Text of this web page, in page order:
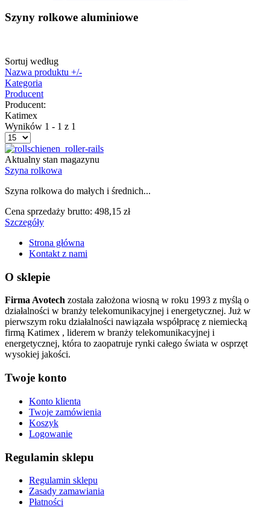
Szyny rolkowe aluminiowe
Sortuj według
Nazwa produktu +/-
Kategoria
Producent
Producent:
Katimex
Wyników 1 - 1 z 1
Aktualny stan magazynu
Szyna rolkowa
Szyna rolkowa do małych i średnich...
Cena sprzedaży brutto: 498,15 zł
Szczegóły
Strona główna
Kontakt z nami
O sklepie
Firma Avotech została założona wiosną w roku 1993 z myślą o
działalności w branży telekomunikacyjnej i energetycznej. Już w
pierwszym roku działalności nawiązała współpracę z niemiecką
firmą Katimex , liderem w branży telekomunikacyjnej i
energetycznej, która to zaopatruje rynki całego świata w osprzęt
wysokiej jakości.
Twoje konto
Konto klienta
Twoje zamówienia
Koszyk
Logowanie
Regulamin sklepu
Regulamin sklepu
Zasady zamawiania
Płatności